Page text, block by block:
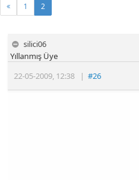
1 2
silici06
22-05-2009, 12:38 |#26
Yıllanmış Üye